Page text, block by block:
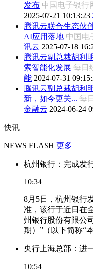
发布 中国电子银
2025-07-21 10:13:23
腾讯云联合生态伙
AI应用落地 中国
讯云 2025-07-18
腾讯云副总裁胡利
索智能化发展 每日
能 2024-07-31
腾讯云副总裁胡利
新，如今更关... 每
金融云 2024-06-24
快讯
NEWS FLASH 更多
杭州银行：完成发
10:34
8月5日，杭州银行
准，该行于近日在
州银行股份有限公
期）”（以下简称“
央行上海总部：进
10:54